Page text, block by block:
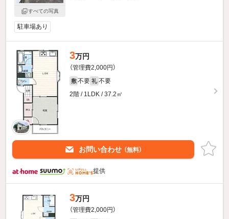
すべての写真
駐車場あり
3万円
（管理費2,000円）
敷 不要 礼 不要
2階 / 1LDK / 37.2㎡
お問い合わせ （無料）
提供
3万円
（管理費2,000円）